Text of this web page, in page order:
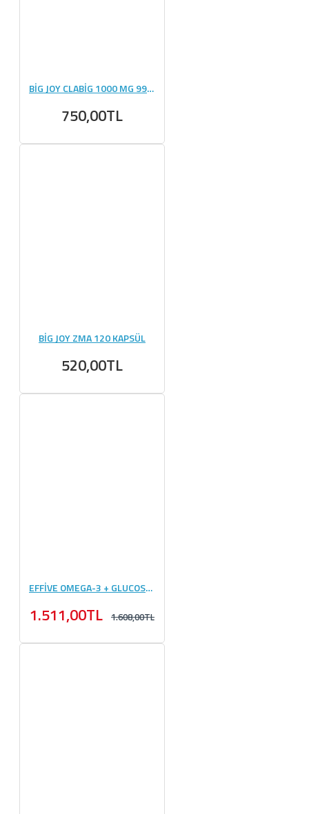
BİG JOY CLABİG 1000 MG 99 KAPSÜL
750,00TL
BİG JOY ZMA 120 KAPSÜL
520,00TL
EFFİVE OMEGA-3 + GLUCOSAMİNE
1.511,00TL 1.608,00TL